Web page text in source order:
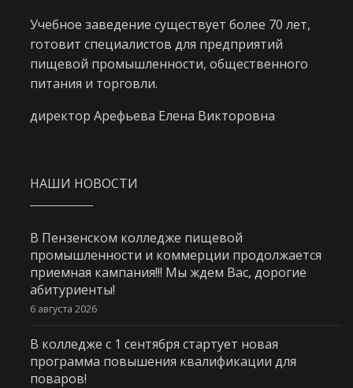
Учебное заведение существует более 70 лет,
готовит специалистов для предприятий
пищевой промышленности, общественного
питания и торговли.
директор Арефьева Елена Викторовна
НАШИ НОВОСТИ
В Пензенском колледже пищевой
промышленности и коммерции продолжается
приемная кампания!!! Мы ждем Вас, дорогие
абитуриенты!
6 августа 2026
В колледже с 1 сентября стартует новая
программа повышения квалификации для
поваров!